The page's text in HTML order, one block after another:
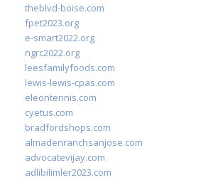
theblvd-boise.com
fpet2023.org
e-smart2022.org
ngrc2022.org
leesfamilyfoods.com
lewis-lewis-cpas.com
eleontennis.com
cyetus.com
bradfordshops.com
almadenranchsanjose.com
advocatevijay.com
adlibilimler2023.com